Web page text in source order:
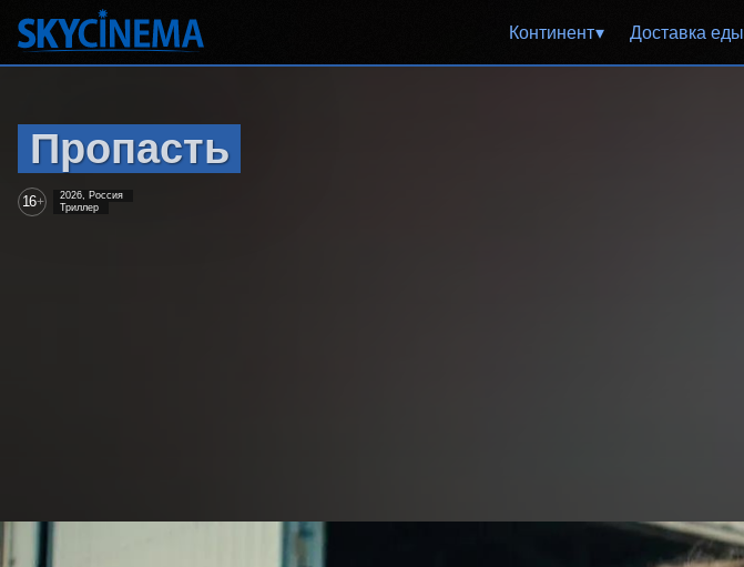
Континент Доставка еды
Пропасть
16+
2026, Россия
Триллер